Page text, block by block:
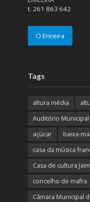
t. 261 863 642
O Ericeira
Tags
altura média
Auditório Municipal
açúcar
baixa-
casa da música
Casa de cultura
concelho de mafra
Câmara Municipal